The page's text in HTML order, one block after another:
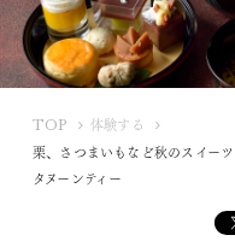
TOP
U
B
体験する
栗、さつまいもなど秋のスイー
タヌーンティー